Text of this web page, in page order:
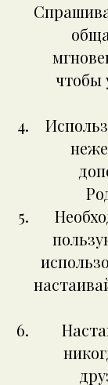
чтобы